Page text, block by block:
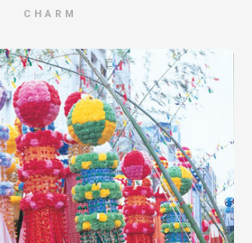
ご希望のお礼の品が品切れになって
トの会員解除（退会）をされる際は
後】に行ってください。
前に会員解除（退会）されます
に不具合が生じる場合がございま
人の方にお礼の品をお贈りします。
礼の品はお贈りできません。
ク、お盆、年末年始などの大型連休
証明書等のお届けが遅れる場合がご
CHARM